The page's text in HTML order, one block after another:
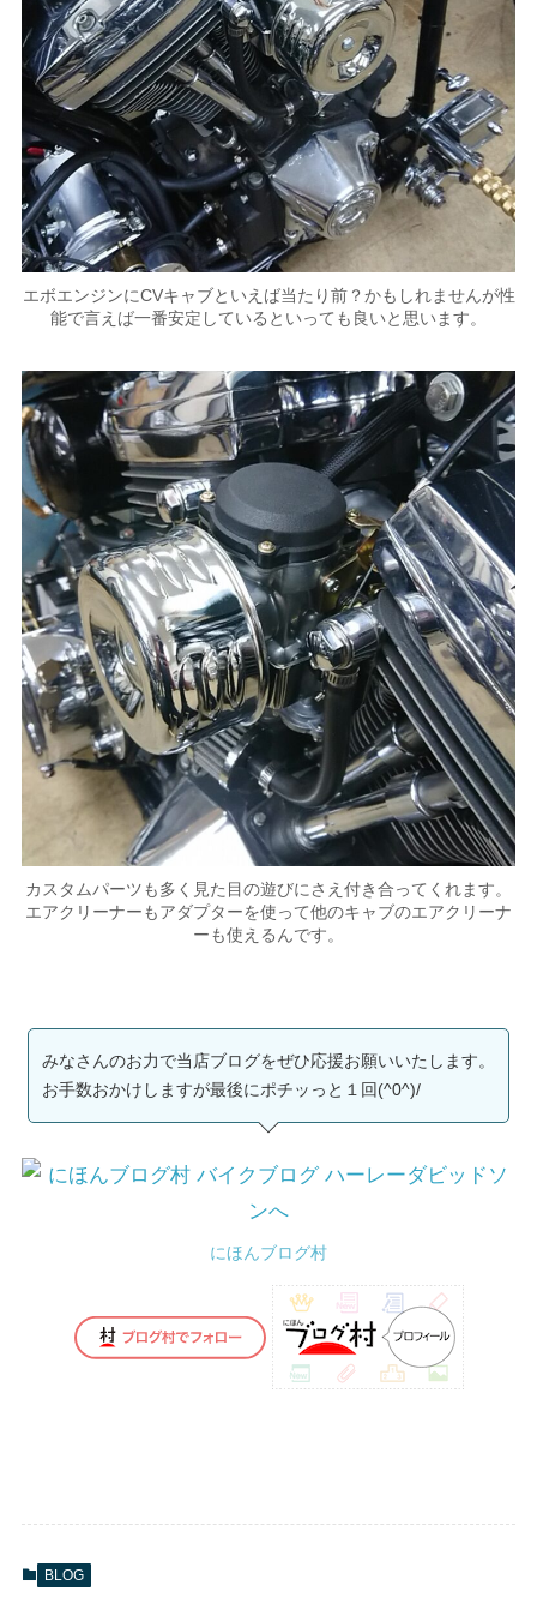
エボエンジンにCVキャブといえば当たり前？かもしれませんが性
能で言えば一番安定しているといっても良いと思います。
カスタムパーツも多く見た目の遊びにさえ付き合ってくれます。
エアクリーナーもアダプターを使って他のキャブのエアクリーナ
ーも使えるんです。
みなさんのお力で当店ブログをぜひ応援お願いいたします。
お手数おかけしますが最後にポチッっと１回(^0^)/
にほんブログ村
BLOG